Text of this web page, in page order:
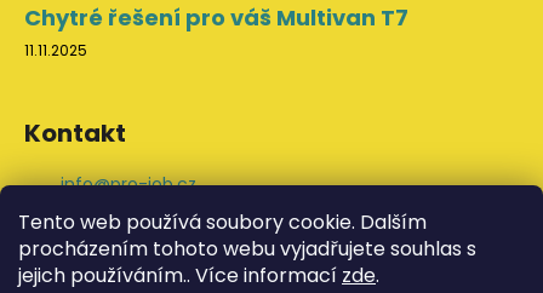
Tento web používá soubory cookie. Dalším
procházením tohoto webu vyjadřujete souhlas s
jejich používáním.. Více informací zde.
Chytré řešení pro váš Multivan T7
11.11.2025
Kontakt
info@pro-job.cz
+420 776 202 043
ProJob na Facebooku
svedskeodevy